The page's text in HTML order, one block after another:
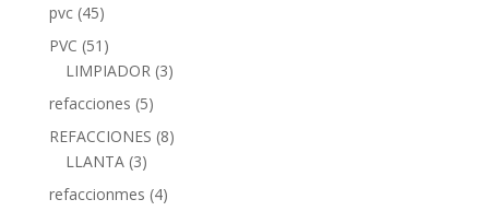
pvc (45)
PVC (51)
LIMPIADOR (3)
refacciones (5)
REFACCIONES (8)
LLANTA (3)
refaccionmes (4)